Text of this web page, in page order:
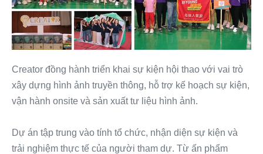
Creator đồng hành triển khai sự kiện hội thao với vai trò
xây dựng hình ảnh truyền thông, hỗ trợ kế hoạch sự kiện,
vận hành onsite và sản xuất tư liệu hình ảnh.
Dự án tập trung vào tính tổ chức, nhận diện sự kiện và
trải nghiệm thực tế của người tham dự. Từ ấn phẩm